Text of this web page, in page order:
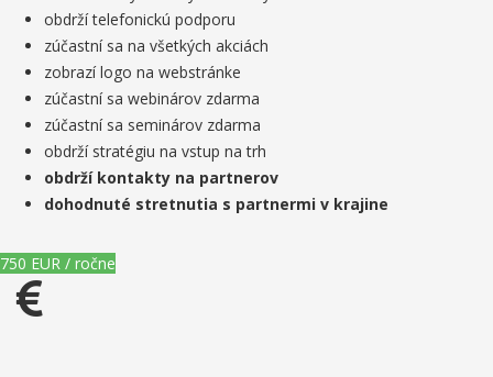
obdrží telefonickú podporu
zúčastní sa na všetkých akciách
zobrazí logo na webstránke
zúčastní sa webinárov zdarma
zúčastní sa seminárov zdarma
obdrží stratégiu na vstup na trh
obdrží kontakty na partnerov
dohodnuté stretnutia s partnermi v krajine
750 EUR / ročne